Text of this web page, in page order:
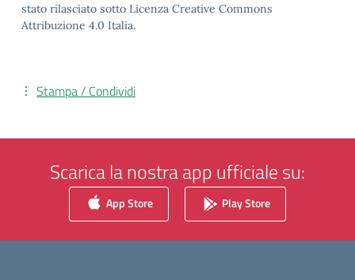
stato rilasciato sotto Licenza Creative Commons
Attribuzione 4.0 Italia.
Stampa / Condividi
Scarica la nostra app ufficiale su:
App Store Play Store